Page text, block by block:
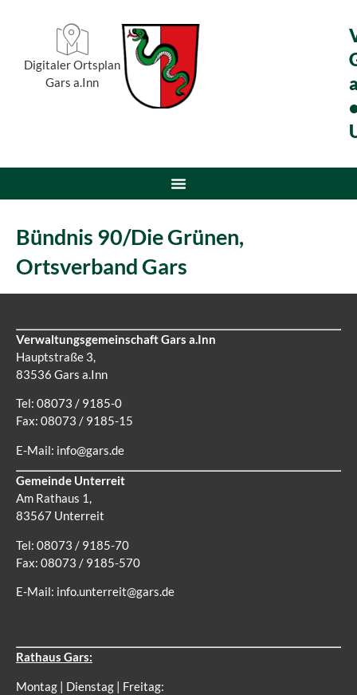
Digitaler Ortsplan
Gars a.Inn
Bündnis 90/Die Grünen,
Ortsverband Gars
Verwaltungsgemeinschaft Gars a.Inn
Hauptstraße 3,
83536 Gars a.Inn
Tel: 08073 / 9185-0
Fax: 08073 / 9185-15
E-Mail: info@gars.de
Gemeinde Unterreit
Am Rathaus 1,
83567 Unterreit
Tel: 08073 / 9185-70
Fax: 08073 / 9185-570
E-Mail: info.unterreit@gars.de
Rathaus Gars:
Montag | Dienstag | Freitag: